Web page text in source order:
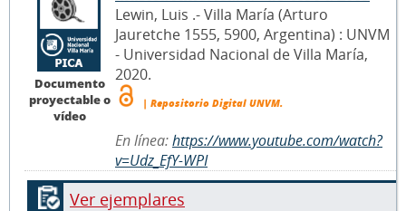
Documento
proyectable o
vídeo
Lewin, Luis .- Villa María (Arturo
Jauretche 1555, 5900, Argentina) : UNVM
- Universidad Nacional de Villa María,
2020.
| Repositorio Digital UNVM.
En línea:https://www.youtube.com/watch?
v=Udz_EfY-WPI
Ver ejemplares